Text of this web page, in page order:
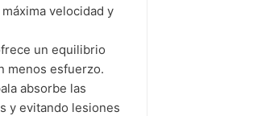
velocidad y
un equilibrio
menos esfuerzo.
absorbe las
y evitando lesiones